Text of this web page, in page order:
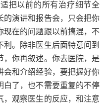
把以前的所有治疗细节全
的演讲和报告会，只会把你
现在的问题跟以前搞混，不
。除非医生后面特意问到
，你再叙述。你去医院，是
会和介绍经验，要把握好你
白了，也不需要重复的不停
，观察医生的反应，和注意